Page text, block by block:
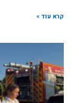
קרא עוד »